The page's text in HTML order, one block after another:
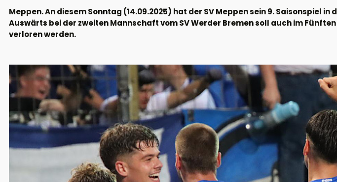
Meppen. An diesem Sonntag (14.09.2025) hat der SV Meppen sein 9. Saisonspiel in
Auswärts bei der zweiten Mannschaft vom SV Werder Bremen soll auch im
verloren werden.